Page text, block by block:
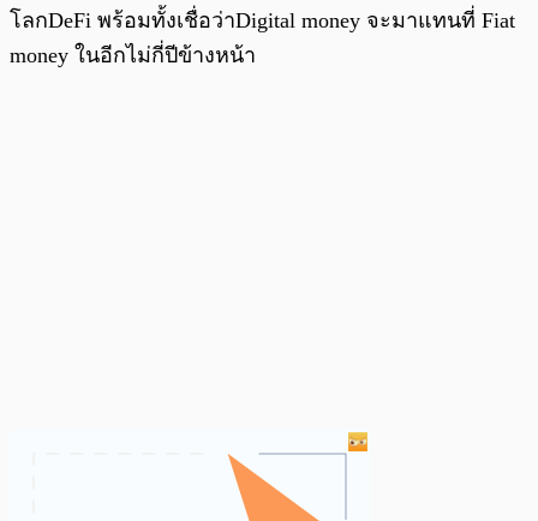
โลกDeFi พร้อมทั้งเชื่อว่าDigital money จะมาแทนที่ Fiat
money ในอีกไม่กี่ปีข้างหน้า